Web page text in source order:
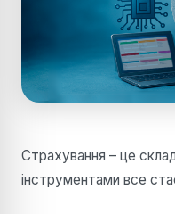
Страхування – це
інструментами все